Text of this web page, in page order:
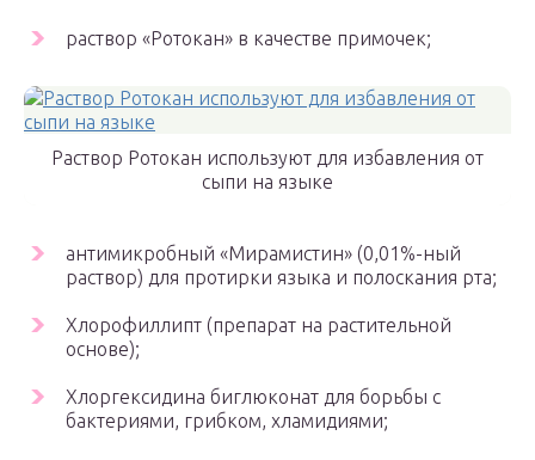
раствор «Ротокан» в качестве примочек;
Раствор Ротокан используют для избавления от
сыпи на языке
антимикробный «Мирамистин» (0,01%-ный
раствор) для протирки языка и полоскания рта;
Хлорофиллипт (препарат на растительной
основе);
Хлоргексидина биглюконат для борьбы с
бактериями, грибком, хламидиями;